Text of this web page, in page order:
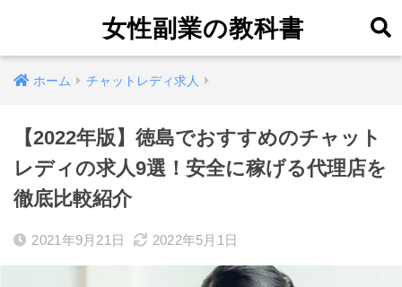
女性副業の教科書
ホーム チャットレディ求人
【2022年版】徳島でおすすめのチャット
レディの求人9選！安全に稼げる代理店を
徹底比較紹介
2021年9月21日 2022年5月1日